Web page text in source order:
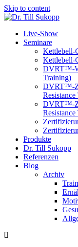
Skip to content
Live-Show
Seminare
Kettlebell-
Kettlebell-
DVRT™-
Training)
DVRT™-
DVRT™-
Produkte
Dr. Till Sukopp
Referenzen
Blog
Archiv